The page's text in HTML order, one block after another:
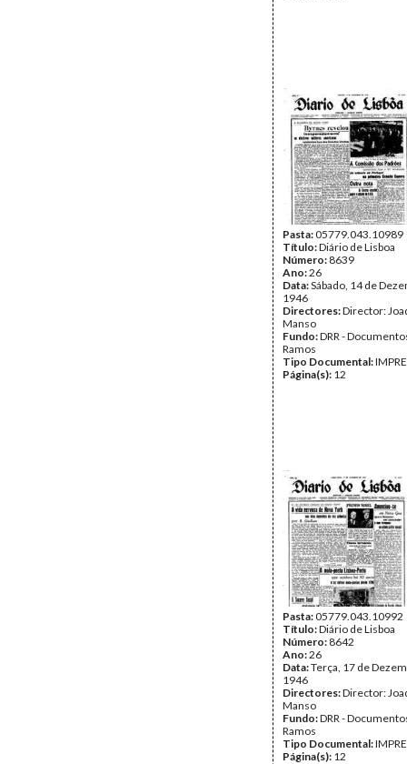
Pasta:05779.043.10989
Título:Diário de Lisboa
Número: 8639
Ano:26
Data:Sábado, 14 de
1946
Directores:Director:
Manso
Fundo:DRR -
Ramos
Tipo Documental:
Página(s): 12
Pasta:05779.043.10992
Título:Diário de Lisboa
Número: 8642
Ano:26
Data:Terça, 17 de
1946
Directores:Director:
Manso
Fundo:DRR -
Ramos
Tipo Documental:
Página(s): 12